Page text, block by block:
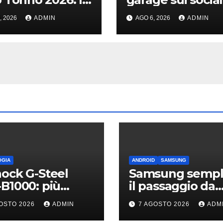
2026 ADMIN
svelati i
da oltre 40
AGO 6, 2026 ADMIN
G-Steel
più
leggero e
2026 ADMIN
ANDROID SAMSUNG
Samsung
il passaggio da
iPhone: passa
WhatsApp e c’è
7 AGOSTO 2026